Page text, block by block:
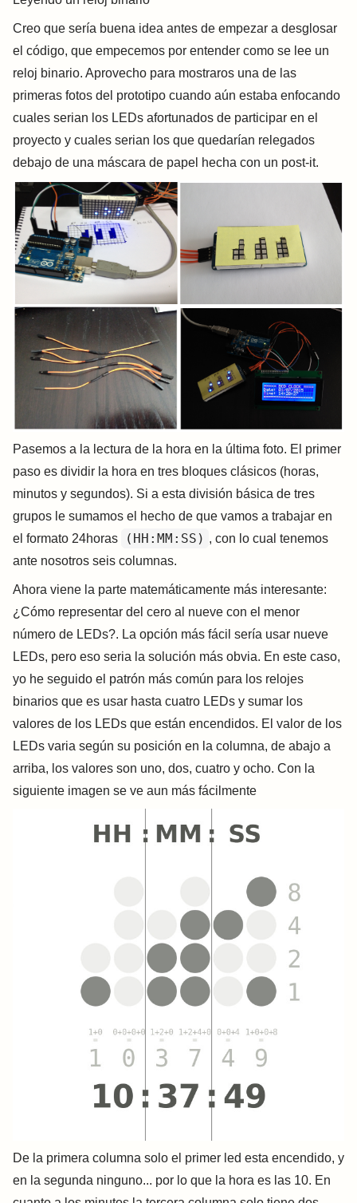
Creo que sería buena idea antes de empezar a desglosar
el código, que empecemos por entender como se lee un
reloj binario. Aprovecho para mostraros una de las
primeras fotos del prototipo cuando aún estaba enfocando
cuales serian los LEDs afortunados de participar en el
proyecto y cuales serian los que quedarían relegados
debajo de una máscara de papel hecha con un post-it.
Pasemos a la lectura de la hora en la última foto. El primer
paso es dividir la hora en tres bloques clásicos (horas,
minutos y segundos). Si a esta división básica de tres
grupos le sumamos el hecho de que vamos a trabajar en
el formato 24horas
(HH:MM:SS) , con lo cual tenemos
ante nosotros seis columnas.
Ahora viene la parte matemáticamente más interesante:
¿Cómo representar del cero al nueve con el menor
número de LEDs?. La opción más fácil sería usar nueve
LEDs, pero eso seria la solución más obvia. En este caso,
yo he seguido el patrón más común para los relojes
binarios que es usar hasta cuatro LEDs y sumar los
valores de los LEDs que están encendidos. El valor de los
LEDs varia según su posición en la columna, de abajo a
arriba, los valores son uno, dos, cuatro y ocho. Con la
siguiente imagen se ve aun más fácilmente
De la primera columna solo el primer led esta encendido, y
en la segunda ninguno... por lo que la hora es las 10. En